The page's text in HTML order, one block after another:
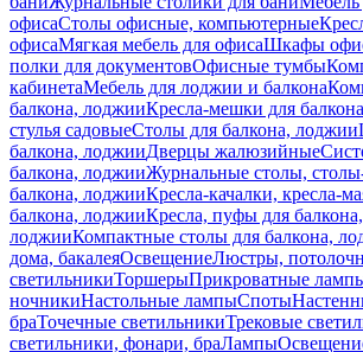
офисаСтолы офисные, компьютерные
офисаМягкая мебель для офисаШкафы
полки для документовОфисные тумбы
кабинетаМебель для лоджии и балкона
балкона, лоджииКресла-мешки для балкона
стулья садовыеСтолы для балкона, лоджии
балкона, лоджииДверцы жалюзийные
балкона, лоджииЖурнальные столы,
балкона, лоджииКресла-качалки, кресла-
балкона, лоджииКресла, пуфы для балкона,
лоджииКомпактные столы для балкона,
дома, бакалеяОсвещениеЛюстры,
светильникиТоршерыПрикроватные
ночникиНастольные лампыСпоты
браТочечные светильникиТрековые
светильники, фонари, браЛампы